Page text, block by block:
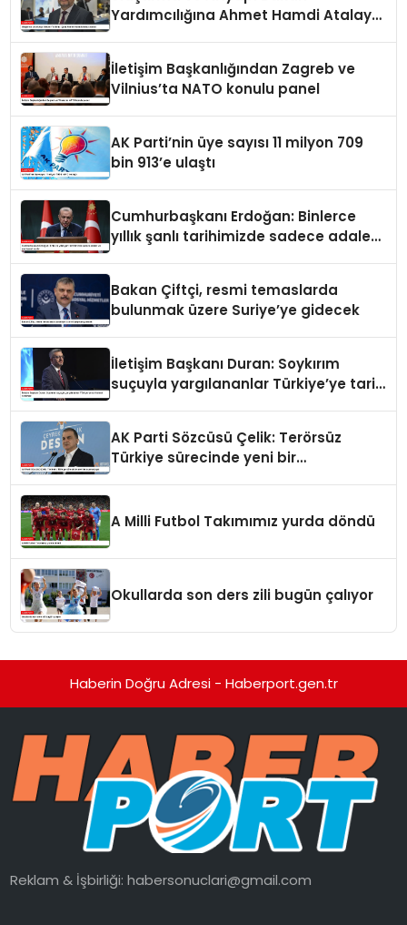
Yardımcılığına Ahmet Hamdi Atalay
İletişim Başkanlığından Zagreb ve
Vilnius’ta NATO konulu panel
AK Parti’nin üye sayısı 11 milyon 709
bin 913’e ulaştı
Cumhurbaşkanı Erdoğan: Binlerce
yıllık şanlı tarihimizde sadece adalet
Bakan Çiftçi, resmi temaslarda
bulunmak üzere Suriye’ye gidecek
İletişim Başkanı Duran: Soykırım
suçuyla yargılananlar Türkiye’ye tarih
AK Parti Sözcüsü Çelik: Terörsüz
Türkiye sürecinde yeni bir
A Milli Futbol Takımımız yurda döndü
Okullarda son ders zili bugün çalıyor
Haberin Doğru Adresi - Haberport.gen.tr
Reklam & İşbirliği:habersonuclari@gmail.com